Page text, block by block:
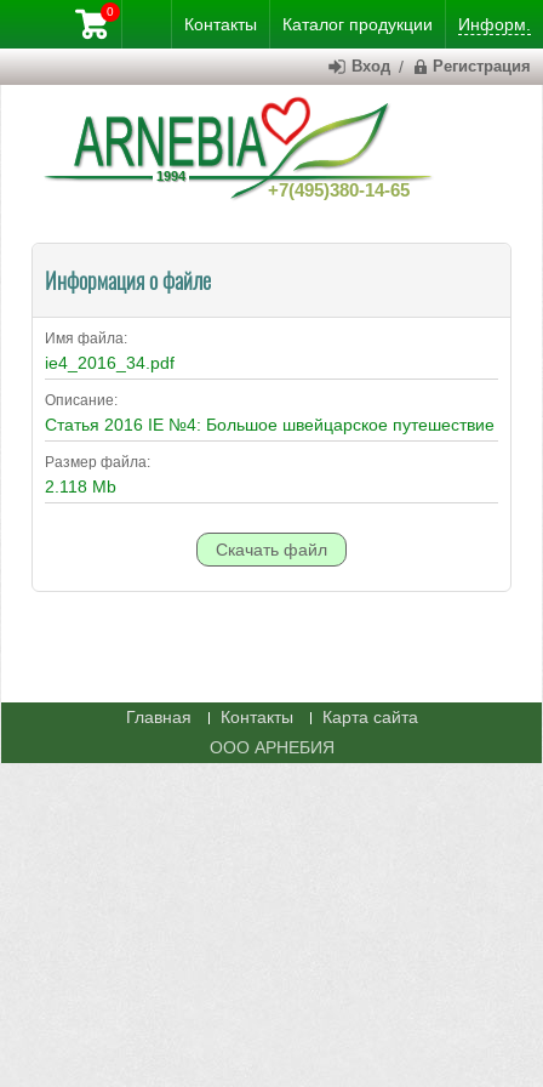
Контакты Каталог продукции Информ.
+7(495)380-14-65
0
Вход / Регистрация
Информация о файле
Имя файла:
ie4_2016_34.pdf
Описание:
Статья 2016 IE №4: Большое швейцарское путешествие
Размер файла:
2.118 Mb
Главная Контакты
Карта сайта
ООО АРНЕБИЯ